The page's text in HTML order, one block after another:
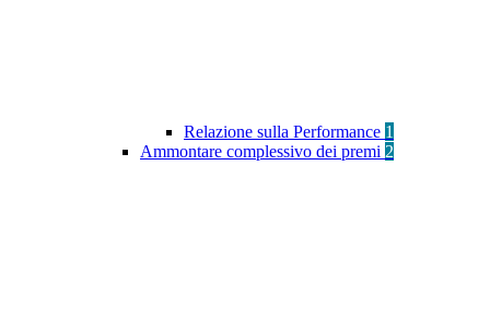
Relazione sulla Performance 1
Ammontare complessivo dei premi 2